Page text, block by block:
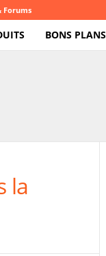
Forums
BONS PLANS
la